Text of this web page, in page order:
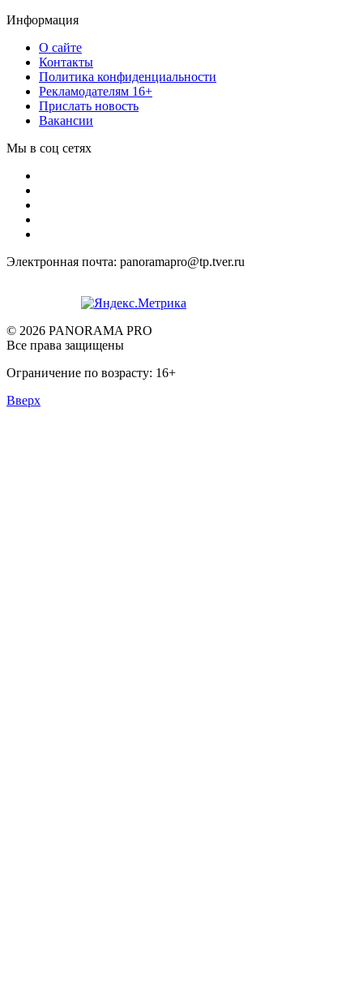
Информация
О сайте
Контакты
Политика конфиденциальности
Рекламодателям 16+
Прислать новость
Вакансии
Мы в соц сетях
Электронная почта: panoramapro@tp.tver.ru
© 2026 PANORAMA PRO
Все права защищены
Ограничение по возрасту: 16+
Вверх